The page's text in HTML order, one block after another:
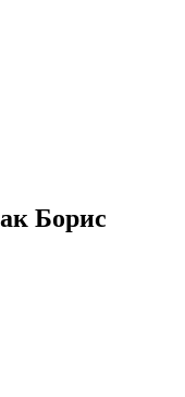
Борис